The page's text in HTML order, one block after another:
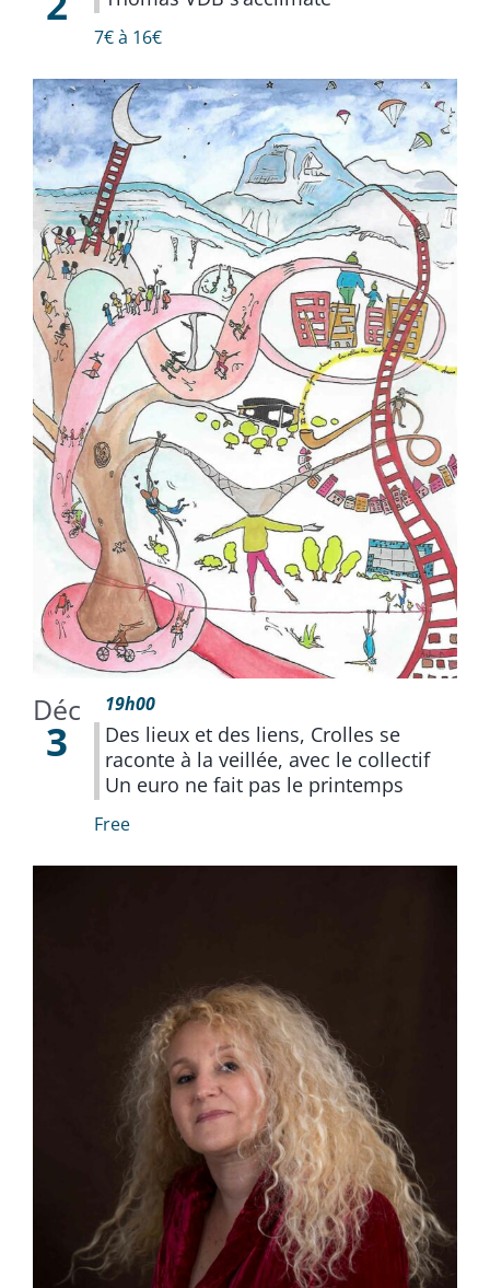
7€ à 16€
Déc
3
19h00
Des lieux et des liens, Crolles se
raconte à la veillée, avec le collectif
Un euro ne fait pas le printemps
Free